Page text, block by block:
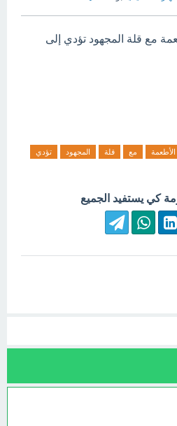
مع قلة المجهود تؤدي إلى
الأطعمة مع قلة المجهود
تؤدي
كي يستفيد الجميع